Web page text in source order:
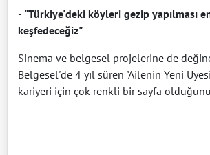
- "Türkiye'deki köyleri gezip yapılması
keşfedeceğiz"
Sinema ve belgesel projelerine de
Belgesel'de 4 yıl süren "Ailenin Yeni
kariyeri için çok renkli bir sayfa